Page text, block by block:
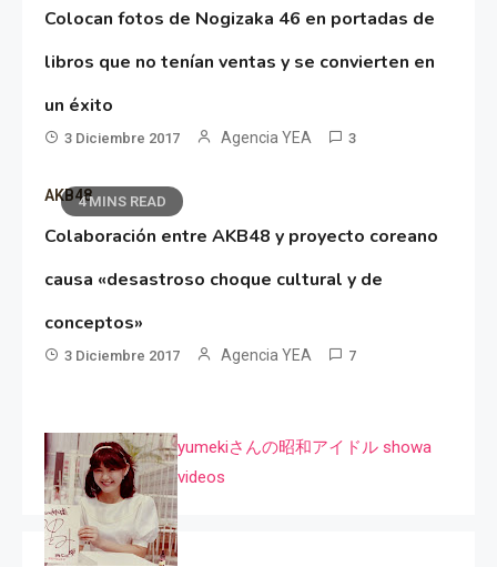
Colocan fotos de Nogizaka 46 en portadas de
libros que no tenían ventas y se convierten en
un éxito
3 Diciembre 2017 Agencia YEA 3
4 MINS READ
AKB48
Colaboración entre AKB48 y proyecto coreano
causa «desastroso choque cultural y de
conceptos»
3 Diciembre 2017 Agencia YEA 7
yumekiさんの昭和アイドル showa
videos